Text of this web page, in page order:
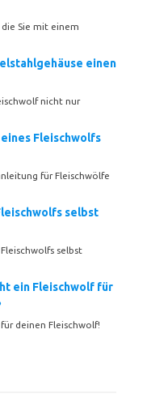
Sie mit einem
einen
nicht nur
Fleischwolfs
für Fleischwölfe
selbst
selbst
ein Fleischwolf für
deinen Fleischwolf!